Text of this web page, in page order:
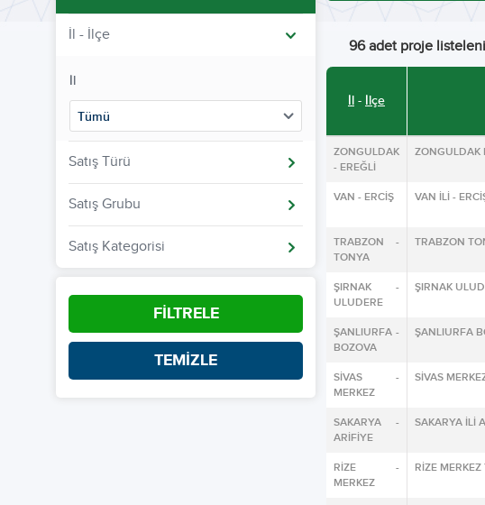
İl - İlçe
İl
Tümü
Satış Türü
Satış Grubu
Satış Kategorisi
FİLTRELE
TEMİZLE
96 adet proje
İl - İlçe
ZONGULDAK
- EREĞLİ
ZONGULDAK
VAN - ERCİŞ VAN İLİ -
TRABZON -
TONYA
TRABZON
ŞIRNAK -
ULUDERE
ŞIRNAK
ŞANLIURFA -
BOZOVA
ŞANLIURFA
SİVAS -
MERKEZ
SİVAS
SAKARYA -
ARİFİYE
SAKARYA İLİ
RİZE -
MERKEZ
RİZE